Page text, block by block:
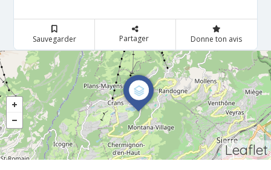
Sauvegarder Partager Donne ton avis
Leaflet